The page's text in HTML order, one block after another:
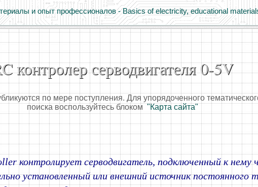
для юных и начинающих радиолюбителей - Popular science
и опыт профессионалов - Basics of electricity, educational
контролер серводвигателя 0-5V
по мере поступления. Для упорядоченного
поиска воспользуйтесь блоком "Карта сайта"
контролирует серводвигатель, подключенный к нему
установленный или внешний источник постоянного